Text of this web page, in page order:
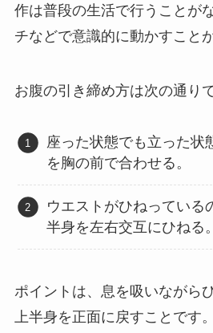
作は普段の生活で行うことが
チなどで意識的に動かすこと
お腹の引き締め方は次の通りで
座った状態でも立った状
を胸の前で合わせる。
ウエストがひねっている
半身を左右交互にひねる。
ポイントは、息を吸いながら
上半身を正面に戻すことです